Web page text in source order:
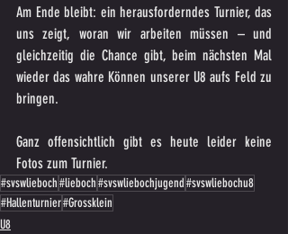
Am Ende bleibt: ein herausforderndes Turnier, das
uns zeigt, woran wir arbeiten müssen – und
gleichzeitig die Chance gibt, beim nächsten Mal
wieder das wahre Können unserer U8 aufs Feld zu
bringen.
Ganz offensichtlich gibt es heute leider keine
Fotos zum Turnier.
#svswlieboch#lieboch#svswliebochjugend#svswliebochu8
#Hallenturnier#Grossklein
U8